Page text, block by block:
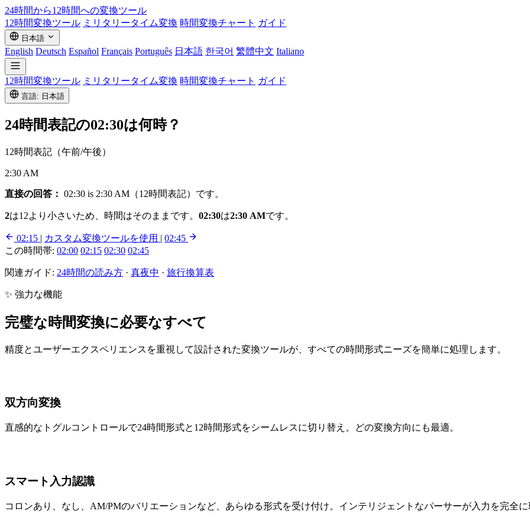
24時間から12時間への変換ツール
12時間変換ツール ミリタリータイム変換 時間変換チャート ガイド
日本語
English Deutsch Español Français Português 日本語 한국어 繁體中文 Italiano
12時間変換ツール ミリタリータイム変換 時間変換チャート ガイド
言語: 日本語
24時間表記の02:30は何時？
12時間表記（午前/午後）
2:30 AM
直接の回答： 02:30 is 2:30 AM（12時間表記）です。
2は12より小さいため、時間はそのままです。 02:30は2:30 AMです。
02:15 | カスタム変換ツールを使用 | 02:45
この時間帯: 02:00 02:15 02:30 02:45
関連ガイド: 24時間の読み方 · 真夜中 · 旅行換算表
✨ 強力な機能
完璧な時間変換に必要なすべて
精度とユーザーエクスペリエンスを重視して設計された変換ツールが、すべての時間形式ニーズを簡単に処理します。
双方向変換
直感的なトグルコントロールで24時間形式と12時間形式をシームレスに切り替え。どの変換方向にも最適。
スマート入力認識
コロンあり、なし、AM/PMのバリエーションなど、あらゆる形式を受け付け。インテリジェントなパーサーが入力を完全